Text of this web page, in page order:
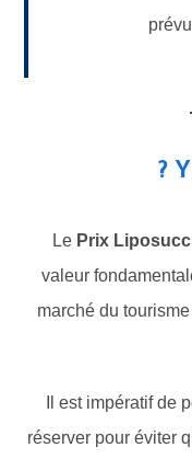
LePrix
valeur
marché du
Il est impératif
réserver pour